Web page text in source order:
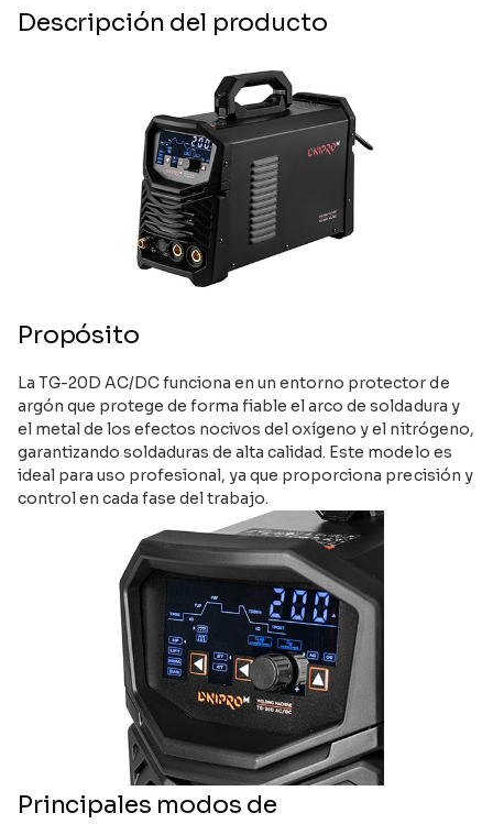
Descripción del producto
Propósito
La TG-20D AC/DC funciona en un entorno protector de
argón que protege de forma fiable el arco de soldadura y
el metal de los efectos nocivos del oxígeno y el nitrógeno,
garantizando soldaduras de alta calidad. Este modelo es
ideal para uso profesional, ya que proporciona precisión y
control en cada fase del trabajo.
Principales modos de